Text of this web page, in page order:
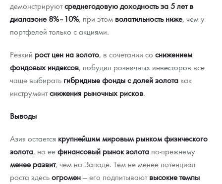
демонстрируютсреднегодовую доходность за 5 лет в
диапазоне 8%–10%, при этом волатильность ниже, чем у
портфелей только с акциями.
Резкий рост цен на золото, в сочетании со снижением
фондовых индексов, побудил розничных инвесторов все
чаще выбирать гибридные фонды с долей золота как
инструментснижения рыночных рисков.
Выводы
Азия остается крупнейшим мировым рынком физического
золота, но еефинансовый рынок золота по-прежнему
менее развит, чем на Западе. Тем не менее потенциал
роста здесьогромен— его подпитываютвысокие темпы